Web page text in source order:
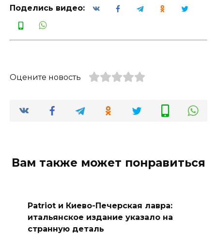
Поделись видео:
Оцените новость
Вам также может понравиться
Patriot и Киево-Печерская лавра:
итальянское издание указало на
странную деталь